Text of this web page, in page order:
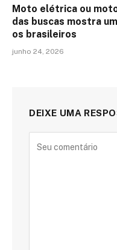
Moto elétrica ou
das buscas mostra
os brasileiros
junho 24, 2026
DEIXE UMA